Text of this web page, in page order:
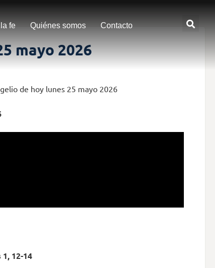
fe Quiénes somos Contacto
mayo 2026
de hoy lunes 25 mayo 2026
12-14